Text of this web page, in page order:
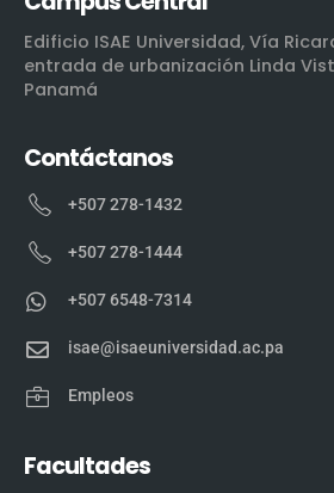
Edificio ISAE Universidad, Vía
entrada de urbanización Linda
Panamá
Contáctanos
+507 278-1432
+507 278-1444
+507 6548-7314
isae@isaeuniversidad.ac.pa
Empleos
Facultades